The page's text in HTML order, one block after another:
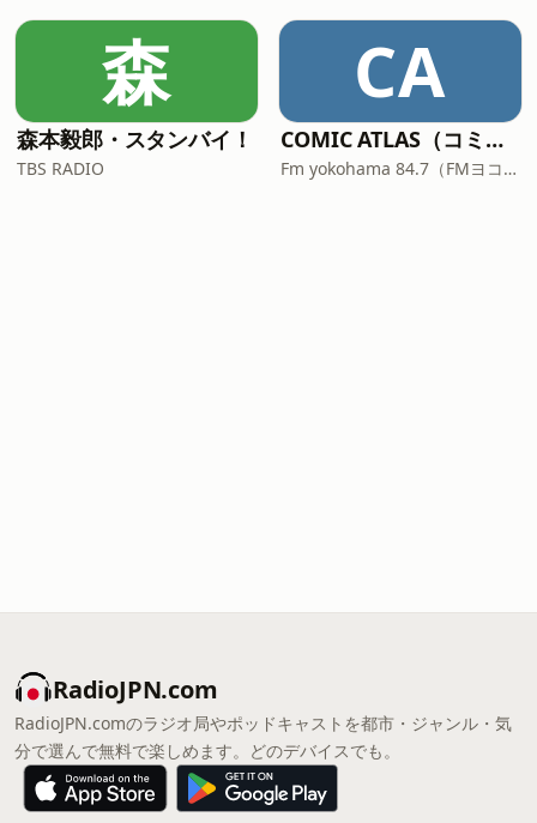
森
森本毅郎・スタンバイ！
TBS RADIO
CA
COMIC ATLAS（コミックアトラス）| 漫画podcast
Fm yokohama 84.7（FMヨコハマ）
RadioJPN.com
RadioJPN.comのラジオ局やポッドキャストを都市・ジャンル・気
分で選んで無料で楽しめます。どのデバイスでも。